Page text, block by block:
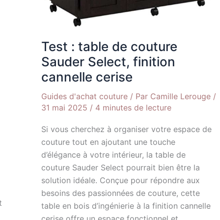
Test : table de couture
Sauder Select, finition
cannelle cerise
Guides d'achat couture / Par Camille Lerouge /
31 mai 2025 / 4 minutes de lecture
Si vous cherchez à organiser votre espace de
couture tout en ajoutant une touche
d’élégance à votre intérieur, la table de
couture Sauder Select pourrait bien être la
solution idéale. Conçue pour répondre aux
besoins des passionnées de couture, cette
table en bois d’ingénierie à la finition cannelle
cannelle
cerise